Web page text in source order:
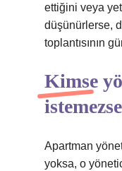
ettiğini veya
düşünürlerse,
toplantısının
Kimse
Apartman
yoksa, o